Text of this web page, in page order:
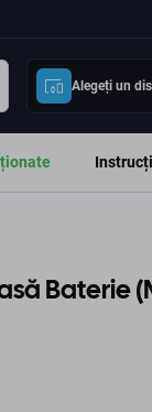
Alegeți un
Baterie